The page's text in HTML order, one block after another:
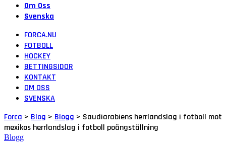
Om Oss
Svenska
FORCA.NU
FOTBOLL
HOCKEY
BETTINGSIDOR
KONTAKT
OM OSS
SVENSKA
Forca > Blog > Blogg > Saudiarabiens herrlandslag i fotboll mot
mexikos herrlandslag i fotboll poängställning
Blogg